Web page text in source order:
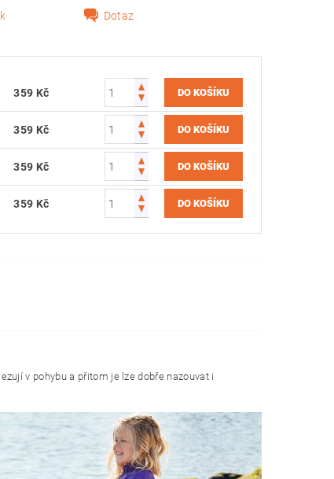
Dotaz
359 Kč
359 Kč
359 Kč
359 Kč
v pohybu a přitom je lze dobře nazouvat i